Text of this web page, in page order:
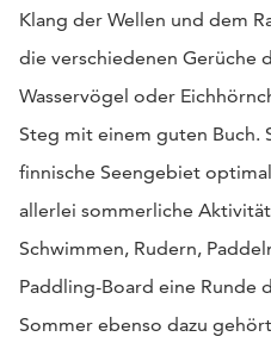
Klang der Wellen und dem
die verschiedenen Gerüche
Wasservögel oder
Steg mit einem guten Buch.
finnische Seengebiet
allerlei sommerliche
Schwimmen, Rudern,
Paddling-Board eine Runde
Sommer ebenso dazu